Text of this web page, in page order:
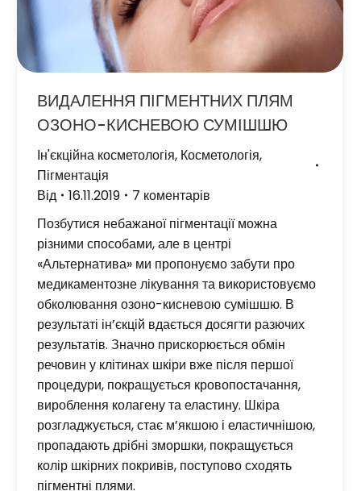
ВИДАЛЕННЯ ПІГМЕНТНИХ ПЛЯМ
ОЗОНО-КИСНЕВОЮ СУМІШШЮ
Ін'єкційна косметологія, Косметологія,
Пігментація
Від
16.11.2019
7 коментарів
Позбутися небажаної пігментації можна
різними способами, але в центрі
«Альтернатива» ми пропонуємо забути про
медикаментозне лікування та використовуємо
обколювання озоно-кисневою сумішшю. В
результаті ін’єкцій вдається досягти разючих
результатів. Значно прискорюється обмін
речовин у клітинах шкіри вже після першої
процедури, покращується кровопостачання,
вироблення колагену та еластину. Шкіра
розгладжується, стає м’якшою і еластичнішою,
пропадають дрібні зморшки, покращується
колір шкірних покривів, поступово сходять
пігментні плями.